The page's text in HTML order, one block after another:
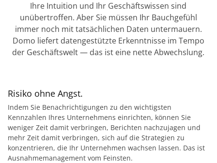
Ihre Intuition und Ihr Geschäftswissen sind
unübertroffen. Aber Sie müssen Ihr Bauchgefühl
immer noch mit tatsächlichen Daten untermauern.
Domo liefert datengestützte Erkenntnisse im Tempo
der Geschäftswelt — das ist eine nette Abwechslung.
Risiko ohne Angst.
Indem Sie Benachrichtigungen zu den wichtigsten
Kennzahlen Ihres Unternehmens einrichten, können Sie
weniger Zeit damit verbringen, Berichten nachzujagen und
mehr Zeit damit verbringen, sich auf die Strategien zu
konzentrieren, die Ihr Unternehmen wachsen lassen. Das ist
Ausnahmemanagement vom Feinsten.